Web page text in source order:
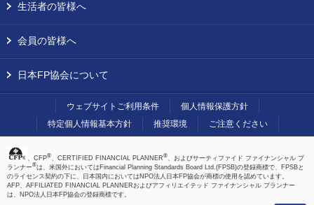
生活者の皆様へ
会員の皆様へ
日本FP協会について
ウェブサイトご利用条件
個人情報保護方針
特定個人情報基本方針
推奨環境 ご注意ください
、CFP®、CERTIFIED FINANCIAL PLANNER®、およびサーティファイド ファイナンシャル プ
ランナー®は、米国外においてはFinancial Planning Standards Board Ltd.(FPSB)の登録商標で、FPSBと
のライセンス契約の下に、日本国内においてはNPO法人日本FP協会が商標の使用を認めています。
AFP、AFFILIATED FINANCIAL PLANNERおよびアフィリエイテッド ファイナンシャル プランナー
は、NPO法人日本FP協会の登録商標です。